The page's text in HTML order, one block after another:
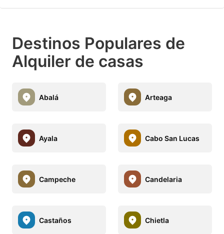
Destinos Populares de
Alquiler de casas
Abalá Arteaga
Ayala Cabo San Lucas
Campeche Candelaria
Castaños Chietla